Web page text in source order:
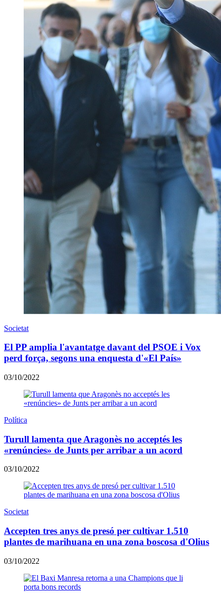
Societat
El PP amplia l'avantatge davant del PSOE i Vox
perd força, segons una enquesta d'«El País»
03/10/2022
Política
Turull lamenta que Aragonès no acceptés les
«renúncies» de Junts per arribar a un acord
03/10/2022
Societat
Accepten tres anys de presó per cultivar 1.510
plantes de marihuana en una zona boscosa d'Olius
03/10/2022